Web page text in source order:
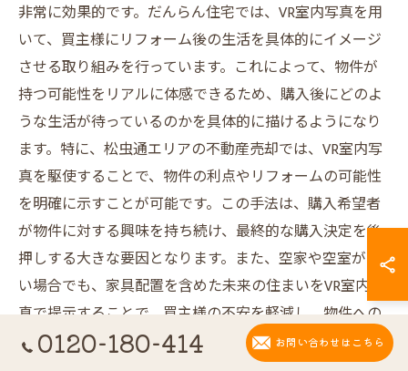
非常に効果的です。だんらん住宅では、VR室内写真を用
いて、買主様にリフォーム後の生活を具体的にイメージ
させる取り組みを行っています。これによって、物件が
持つ可能性をリアルに体感できるため、購入後にどのよ
うな生活が待っているのかを具体的に描けるようになり
ます。特に、松虫通エリアの不動産売却では、VR室内写
真を駆使することで、物件の利点やリフォームの可能性
を明確に示すことが可能です。この手法は、購入希望者
が物件に対する興味を持ち続け、最終的な購入決定を後
押しする大きな要因となります。また、空家や空室が多
い場合でも、家具配置を含めた未来の住まいをVR室内写
真で提示することで、買主様の不安を軽減し、物件への
感情的なつながりを強化することができます。
0120-180-414 お問い合わせはこちら